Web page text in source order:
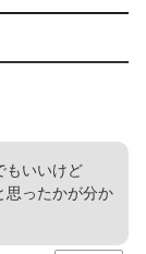
もいいけど
思ったかが分か